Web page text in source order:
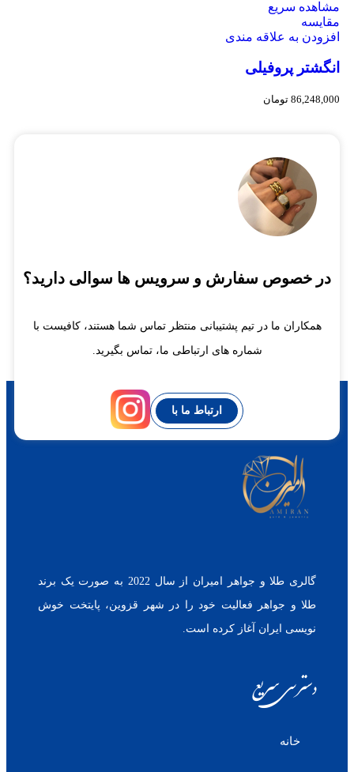
مشاهده سریع
مقایسه
افزودن به علاقه مندی
انگشتر پروفیلی
86,248,000 تومان
در خصوص سفارش و سرویس ها سوالی دارید؟
همکاران ما در تیم پشتیبانی منتظر تماس شما هستند، کافیست با
شماره های ارتباطی ما، تماس بگیرید.
ارتباط ما با
گالری طلا و جواهر امیران از سال 2022 به صورت یک برند
طلا و جواهر فعالیت خود را در شهر قزوین، پایتخت خوش
نویسی ایران آغاز کرده است.
دسترسی سریع
خانه